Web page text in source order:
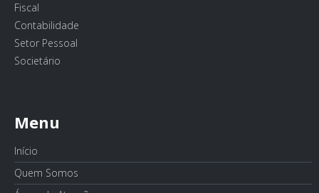
Fiscal
Contabilidade
Setor Pessoal
Societário
Menu
Início
Quem Somos